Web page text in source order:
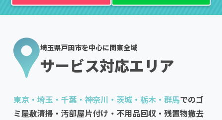
埼玉県戸田市を中心に関東全域
サービス対応エリア
東京・埼玉・千葉・神奈川・茨城・栃木・群馬でのゴ
ミ屋敷清掃・汚部屋片付け・不用品回収・残置物撤去